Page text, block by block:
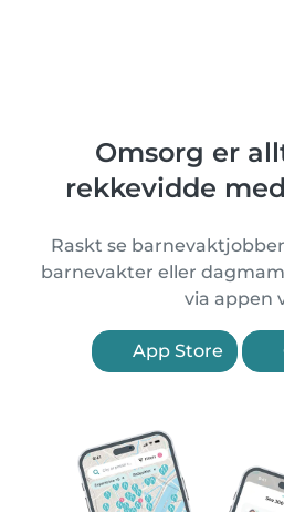
Omsorg er
rekkevidde
Raskt se
barnevakter eller
via appen
App Store